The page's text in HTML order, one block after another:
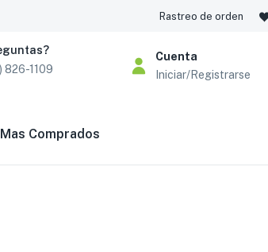
Rastreo de orden
826-1109
Cuenta
Iniciar/Registrarse
Comprados